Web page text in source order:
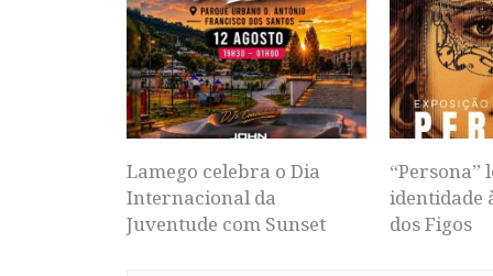
Lamego celebra o Dia
Internacional da
Juventude com Sunset
“Persona”
identidade
dos Figos